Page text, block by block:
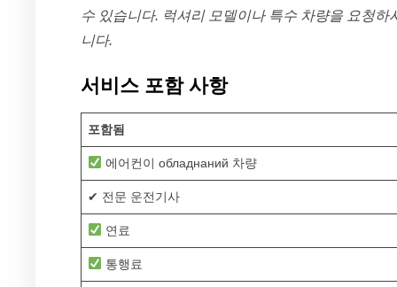
수 있습니다. 럭셔리 모델이나 특수 차량을 요청
니다.
서비스 포함 사항
포함됨
에어컨이 обладнаний 차량
✔ 전문 운전기사
연료
통행료